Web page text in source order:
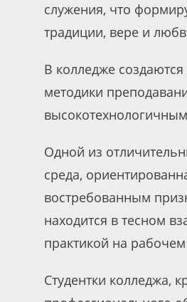
служения, что
традиции, вере и
В колледже
методики
Одной из
среда,
востребованным
находится в тесном
практикой на
Студентки колледжа,